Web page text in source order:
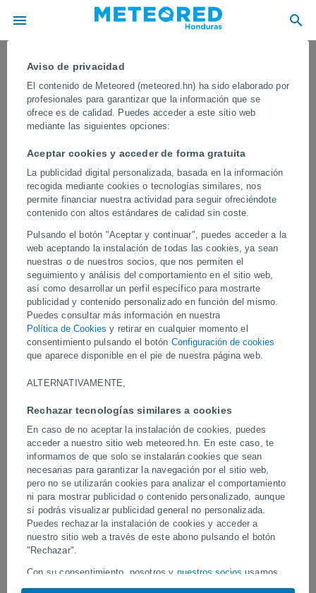
Aviso de privacidad
El contenido de Meteored (meteored.hn) ha sido elaborado por
profesionales para garantizar que la información que se
ofrece es de calidad. Puedes acceder a este sitio web
mediante las siguientes opciones:
Aceptar cookies y acceder de forma gratuita
La publicidad digital personalizada, basada en la información
recogida mediante cookies o tecnologías similares, nos
permite financiar nuestra actividad para seguir ofreciéndote
contenido con altos estándares de calidad sin coste.
Pulsando el botón "Aceptar y continuar", puedes acceder a la
web aceptando la instalación de todas las cookies, ya sean
nuestras o de nuestros socios, que nos permiten el
seguimiento y análisis del comportamiento en el sitio web,
así como desarrollar un perfil específico para mostrarte
publicidad y contenido personalizado en función del mismo.
Puedes consultar más información en nuestra
Política de Cookies y retirar en cualquier momento el
consentimiento pulsando el botón Configuración de cookies
que aparece disponible en el pie de nuestra página web.
ALTERNATIVAMENTE,
Rechazar tecnologías similares a cookies
En caso de no aceptar la instalación de cookies, puedes
acceder a nuestro sitio web meteored.hn. En este caso, te
informamos de que solo se instalarán cookies que sean
necesarias para garantizar la navegación por el sitio web,
pero no se utilizarán cookies para analizar el comportamiento
ni para mostrar publicidad o contenido personalizado, aunque
sí podrás visualizar publicidad general no personalizada.
Puedes rechazar la instalación de cookies y acceder a
nuestro sitio web a través de este abono pulsando el botón
"Rechazar".
Con su consentimiento, nosotros y nuestros socios usamos
cookies, identificadores únicos o tecnologías similares para
La nieve cubre de blanco las calles del
centro de París, Francia. La entrada
de aire ártico provocó que la nieve
cayera con cierta intensidad
Las autoridades han ordenado cancelaciones de vuelos y se
esperan disrupciones en carreteras y transporte público debido al
fuerte temporal invernal.
Hoy
Tornados y lluvias torrenciales en